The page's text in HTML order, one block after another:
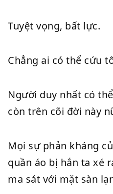
Tuyệt vọng, bất lực.
Chẳng ai có thể cứu
Người duy nhất có
còn trên cõi đời này
Mọi sự phản kháng
quần áo bị hắn ta xé
ma sát với mặt sàn